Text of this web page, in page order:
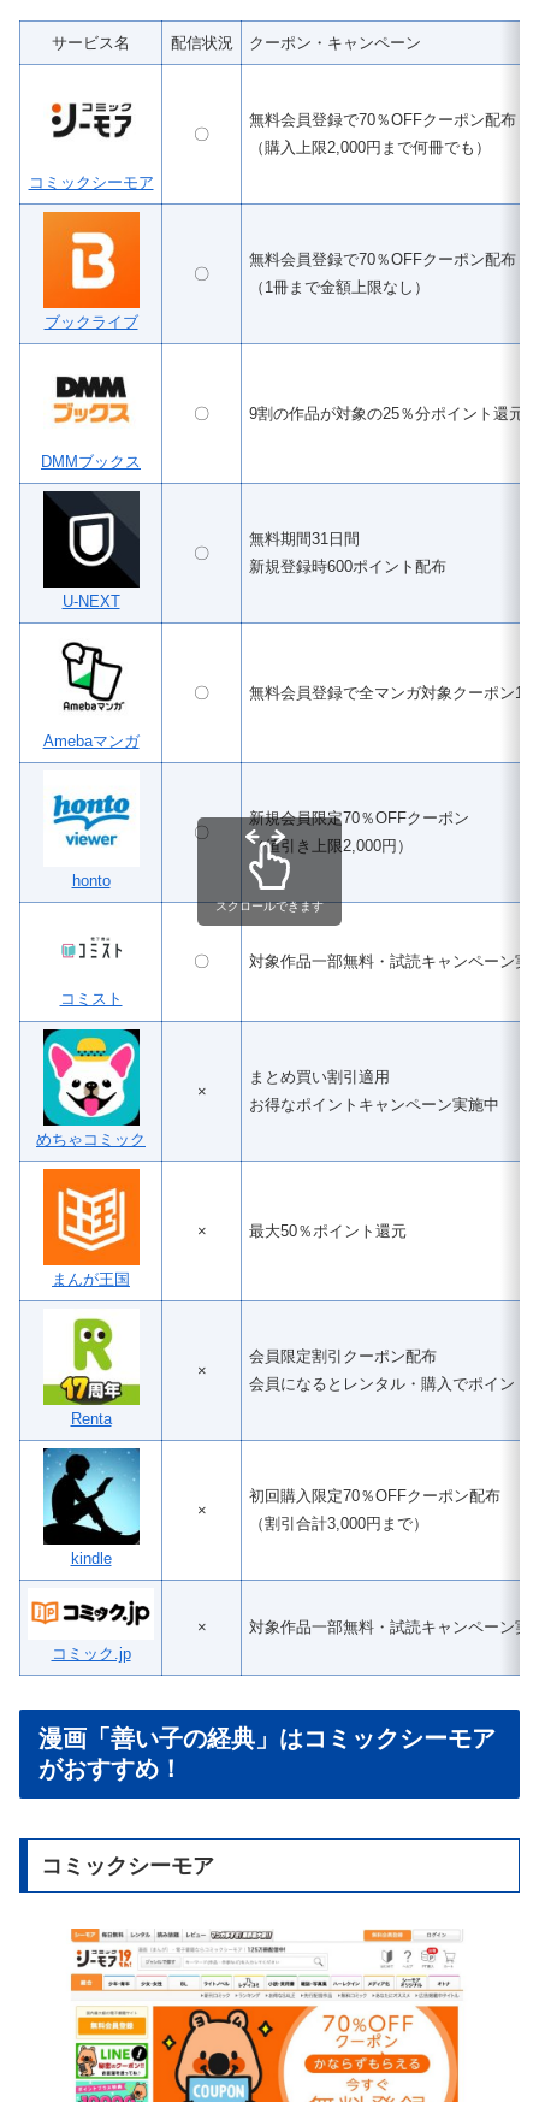
サービス名 配信状況 クーポン・キャンペーン
コミックシーモア
〇
無料会員登録で70％OFFクーポン配布
（購入上限2,000円まで何冊でも）
ブックライブ
〇
無料会員登録で70％OFFクーポン配布
（1冊まで金額上限なし）
DMMブックス
〇 9割の作品が対象の25％分ポイント還元
U-NEXT
〇
無料期間31日間
新規登録時600ポイント配布
Amebaマンガ
〇 無料会員登録で全マンガ対象クーポン
honto
〇
新規会員限定70％OFFクーポン
（値引き上限2,000円）
コミスト
〇 対象作品一部無料・試読キャンペーン実
めちゃコミック
×
まとめ買い割引適用
お得なポイントキャンペーン実施中
まんが王国
× 最大50％ポイント還元
Renta
×
会員限定割引クーポン配布
会員になるとレンタル・購入でポイント
kindle
×
初回購入限定70％OFFクーポン配布
（割引合計3,000円まで）
コミック.jp
× 対象作品一部無料・試読キャンペーン実
スクロールできます
漫画「善い子の経典」はコミックシーモア
がおすすめ！
コミックシーモア